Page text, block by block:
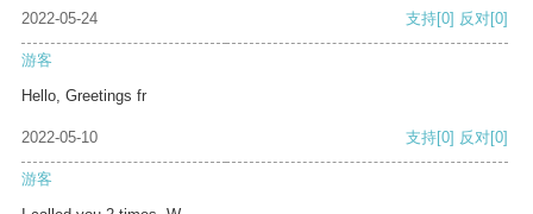
2022-05-24 支持[0] 反对[0]
游客
Hello, Greetings fr
2022-05-10 支持[0] 反对[0]
游客